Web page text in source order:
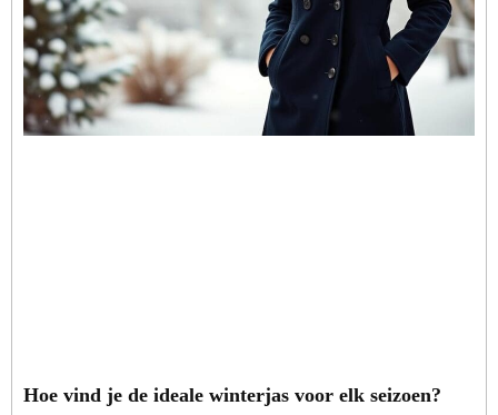
Hoe vind je de ideale winterjas voor elk seizoen?